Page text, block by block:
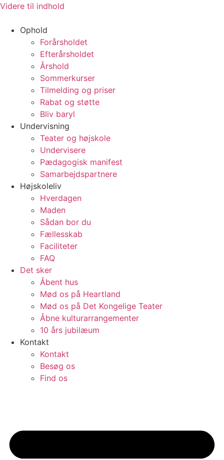
Videre til indhold
Ophold
Forårsholdet
Efterårsholdet
Årshold
Sommerkurser
Tilmelding og priser
Rabat og støtte
Bliv baryl
Undervisning
Teater og højskole
Undervisere
Pædagogisk manifest
Samarbejdspartnere
Højskoleliv
Hverdagen
Maden
Sådan bor du
Fællesskab
Faciliteter
FAQ
Det sker
Åbent hus
Mød os på Heartland
Mød os på Det Kongelige Teater
Åbne kulturarrangementer
10 års jubilæum
Kontakt
Kontakt
Besøg os
Find os